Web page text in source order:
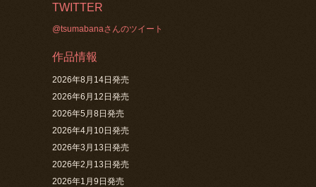
TWITTER
@tsumabanaさんのツイート
作品情報
2026年8月14日発売
2026年6月12日発売
2026年5月8日発売
2026年4月10日発売
2026年3月13日発売
2026年2月13日発売
2026年1月9日発売